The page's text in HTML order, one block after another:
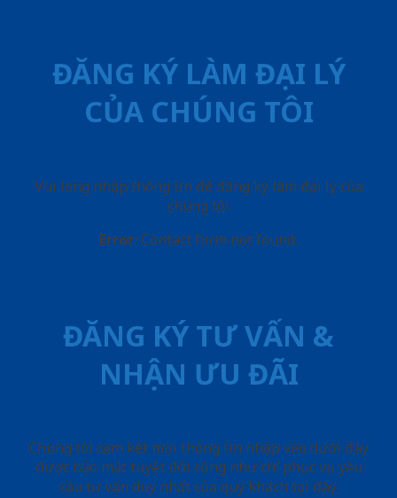
ĐĂNG KÝ LÀM ĐẠI LÝ
CỦA CHÚNG TÔI
Vui lòng nhập thông tin để đăng ký làm đại lý của
chúng tôi
Error: Contact form not found.
ĐĂNG KÝ TƯ VẤN &
NHẬN ƯU ĐÃI
Chúng tôi cam kết mọi thông tin nhập vào dưới đây
được bảo mật tuyệt đối cũng như chỉ phục vụ yêu
cầu tư vấn duy nhất của quý khách tại đây.